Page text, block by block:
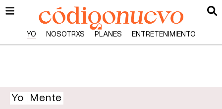
YO NOSOTRXS PLANES ENTRETENIMIENTO
Yo Mente